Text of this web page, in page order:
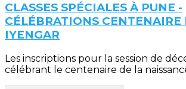
CLASSES SPÉCIALES À PUNE -
CÉLÉBRATIONS CENTENAIRE
IYENGAR
Les inscriptions pour la session de
célébrant le centenaire de la